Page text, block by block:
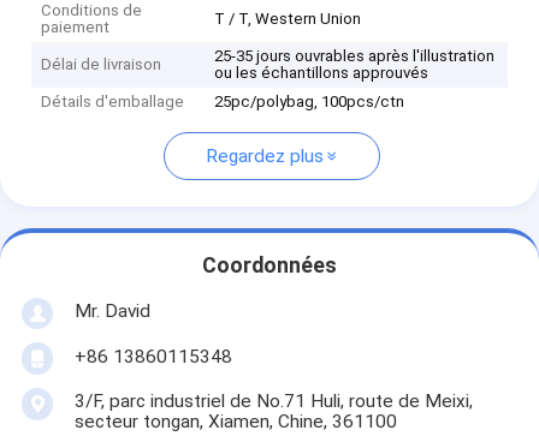
Conditions de
paiement
T / T, Western Union
Délai de livraison
25-35 jours ouvrables après l'illustration
ou les échantillons approuvés
Détails d'emballage
25pc/polybag, 100pcs/ctn
Regardez plus
Coordonnées
Mr. David
+86 13860115348
3/F, parc industriel de No.71 Huli, route de Meixi,
secteur tongan, Xiamen, Chine, 361100